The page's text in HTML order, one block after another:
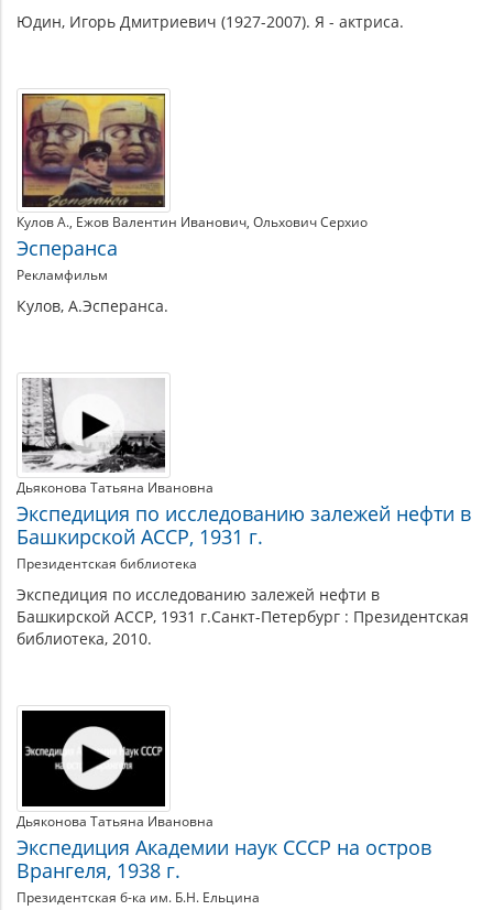
Юдин, Игорь Дмитриевич (1927-2007). Я - актриса.
Кулов А. Ежов Валентин Иванович Ольхович Серхио
Эсперанса
Рекламфильм
Кулов, А.Эсперанса.
Дьяконова Татьяна Ивановна
Экспедиция по исследованию залежей нефти в
Башкирской АССР, 1931 г.
Президентская библиотека
Экспедиция по исследованию залежей нефти в
Башкирской АССР, 1931 г.Санкт-Петербург : Президентская
библиотека, 2010.
Дьяконова Татьяна Ивановна
Экспедиция Академии наук СССР на остров
Врангеля, 1938 г.
Президентская б-ка им. Б.Н. Ельцина